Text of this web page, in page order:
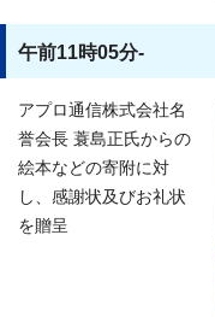
午前11時05分-
アプロ通信株式会社名
誉会長 蓑島正氏からの
絵本などの寄附に対
し、感謝状及びお礼状
を贈呈